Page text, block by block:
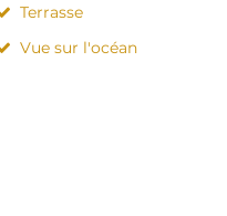
Terrasse
Vue sur l'océan